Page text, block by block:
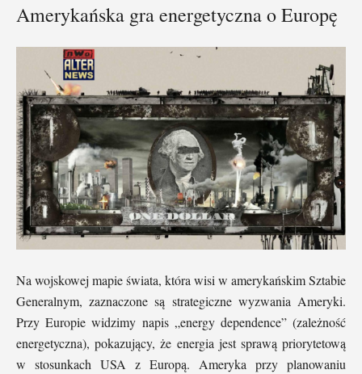
Amerykańska gra energetyczna o Europę
Na wojskowej mapie świata, która wisi w amerykańskim Sztabie
Generalnym, zaznaczone są strategiczne wyzwania Ameryki.
Przy Europie widzimy napis „energy dependence” (zależność
energetyczna), pokazujący, że energia jest sprawą priorytetową
w stosunkach USA z Europą. Ameryka przy planowaniu